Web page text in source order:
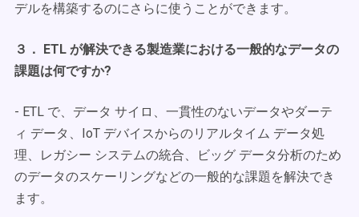
デルを構築するのにさらに使うことができます。
３． ETL が解決できる製造業における一般的なデータの
課題は何ですか?
- ETL で、データ サイロ、一貫性のないデータやダーテ
ィ データ、IoT デバイスからのリアルタイム データ処
理、レガシー システムの統合、ビッグ データ分析のため
のデータのスケーリングなどの一般的な課題を解決でき
ます。